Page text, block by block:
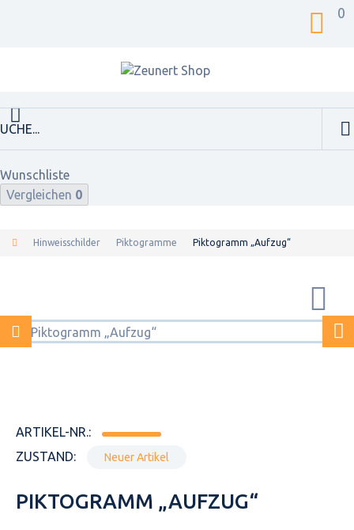
0
Wunschliste
Vergleichen 0
Hinweisschilder Piktogramme Piktogramm „Aufzug“
ARTIKEL-NR.:
ZUSTAND:
Neuer Artikel
PIKTOGRAMM „AUFZUG“